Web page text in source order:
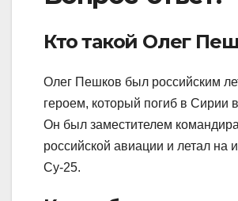
Кто такой Олег
Олег Пешков был российским
героем, который погиб в Сирии
Он был заместителем
российской авиации и летал на
Су-25.